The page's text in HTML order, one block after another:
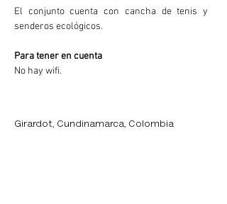
El conjunto cuenta con cancha de tenis y
senderos ecológicos.
Para tener en cuenta
No hay wifi.
Girardot, Cundinamarca, Colombia